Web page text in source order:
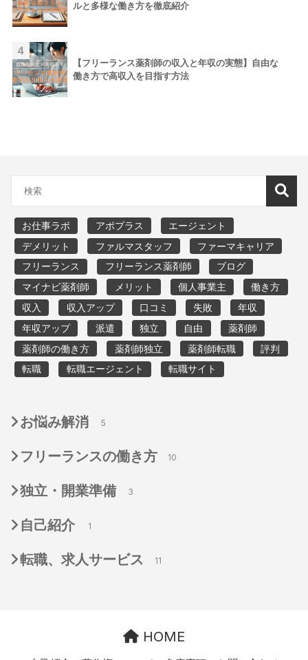
ルと多様な働き方を徹底紹介
4
【フリーランス薬剤師の収入と年収の実態】自由な
働き方で高収入を目指す方法
お仕事ラボ アポプラス
エージェント
デメリット
ファルマスタッフ
ファーマキャリア
フリーランス
フリーランス薬剤師
ブログ
マイナビ薬剤師
メリット 個人事業主
働き方
収入
収入アップ 口コミ 失敗
年収
年収アップ
派遣 独立 自由
薬剤師
薬剤師の働き方
薬剤師独立 薬剤師転職
評判
転職
転職エージェント 転職サイト
お悩み解消 5
フリーランスの働き方 10
独立・開業準備 3
自己紹介 1
転職、求人サービス 11
HOME